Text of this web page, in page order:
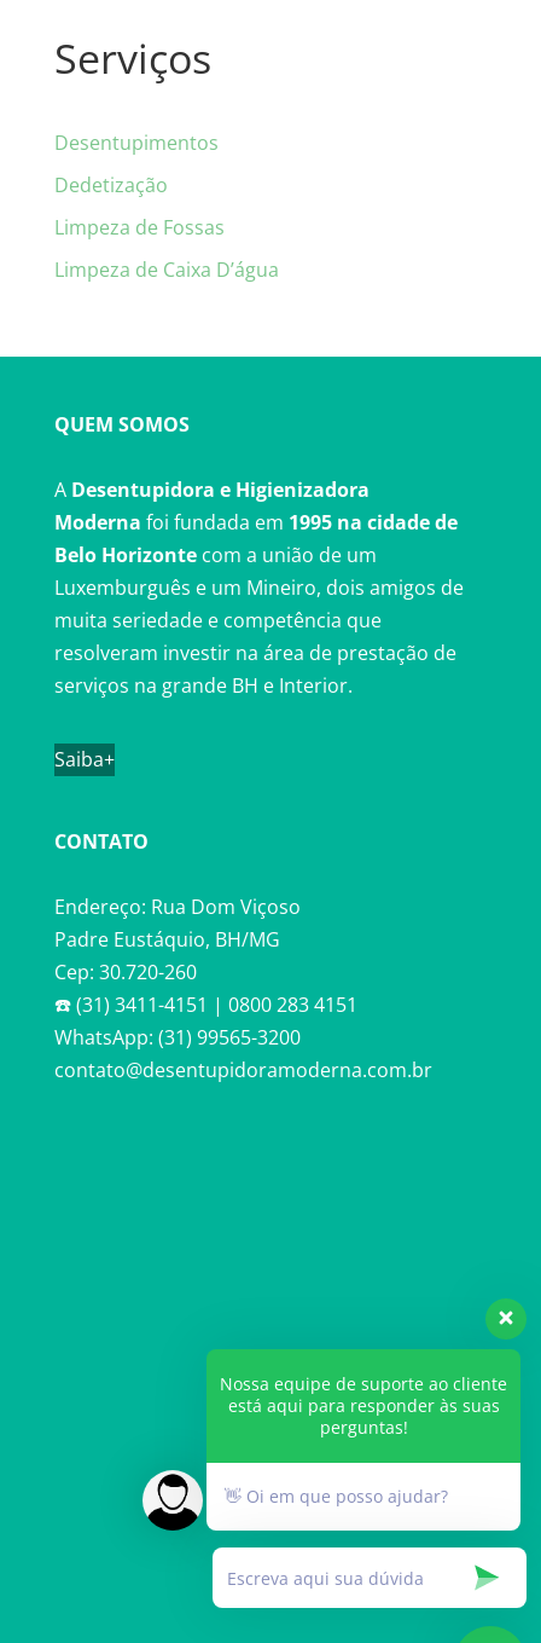
Serviços
Desentupimentos
Dedetização
Limpeza de Fossas
Limpeza de Caixa D’água
QUEM SOMOS
A Desentupidora e Higienizadora
Moderna foi fundada em 1995 na cidade de
Belo Horizontecom a união de um
Luxemburguês e um Mineiro, dois amigos de
muita seriedade e competência que
resolveram investir na área de prestação de
serviços na grande BH e Interior.
Saiba+
CONTATO
Endereço: Rua Dom Viçoso
Padre Eustáquio, BH/MG
Cep: 30.720-260
☎️ (31) 3411-4151 | 0800 283 4151
WhatsApp: (31) 99565-3200
contato@desentupidoramoderna.com.br
Nossa equipe de suporte ao cliente
está aqui para responder às suas
perguntas!
👋 Oi em que posso ajudar?